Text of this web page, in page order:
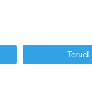
Teruel